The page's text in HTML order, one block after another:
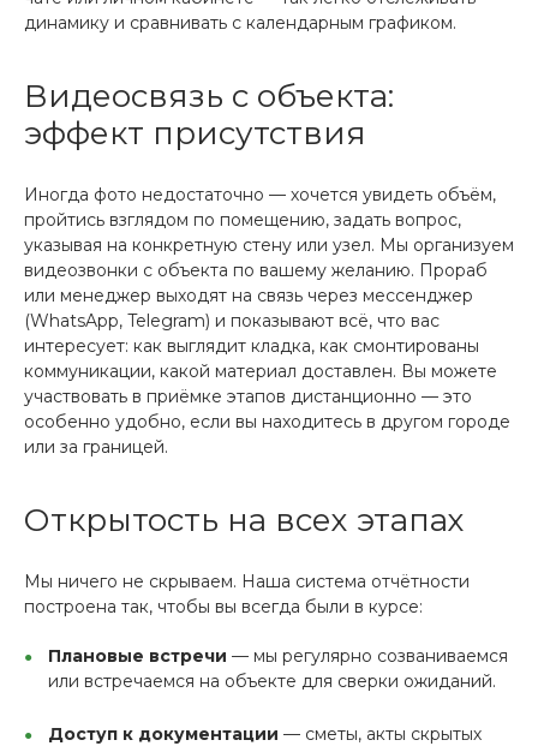
динамику и сравнивать с календарным графиком.
Видеосвязь с объекта:
эффект присутствия
Иногда фото недостаточно — хочется увидеть объём,
пройтись взглядом по помещению, задать вопрос,
указывая на конкретную стену или узел. Мы организуем
видеозвонки с объекта по вашему желанию. Прораб
или менеджер выходят на связь через мессенджер
(WhatsApp, Telegram) и показывают всё, что вас
интересует: как выглядит кладка, как смонтированы
коммуникации, какой материал доставлен. Вы можете
участвовать в приёмке этапов дистанционно — это
особенно удобно, если вы находитесь в другом городе
или за границей.
Открытость на всех этапах
Мы ничего не скрываем. Наша система отчётности
построена так, чтобы вы всегда были в курсе:
Плановые встречи — мы регулярно созваниваемся
или встречаемся на объекте для сверки ожиданий.
Доступ к документации — сметы, акты скрытых